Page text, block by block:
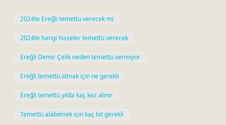
2024te Ereğli temettü verecek mi
2024te hangi hisseler temettü verecek
Ereğli Demir Çelik neden temettü vermiyor
Ereğli temettü almak için ne gerekli
Ereğli temettü yılda kaç kez alınır
Temettü alabilmek için kaç lot gerekli